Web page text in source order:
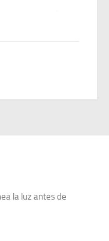
la luz antes de